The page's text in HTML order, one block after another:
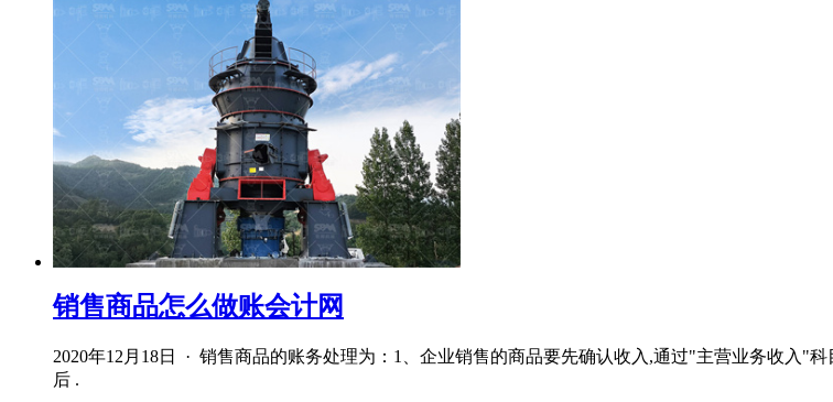
销售商品怎么做账会计网
2020年12月18日 · 销售商品的账务处理为：1、企业销售的商品要先确认收入,通过"主营业务收入"
后 .